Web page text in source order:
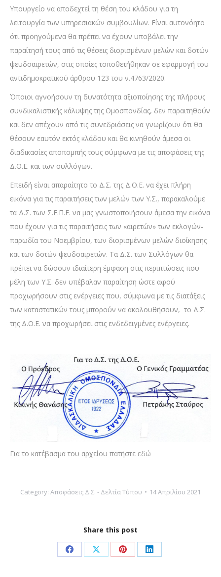
Υπουργείο να αποδεχτεί τη θέση του κλάδου για τη
λειτουργία των υπηρεσιακών συμβουλίων. Είναι αυτονόητο
ότι προηγούμενα θα πρέπει να έχουν υποβάλει την
παραίτησή τους από τις θέσεις διορισμένων μελών και δοτών
ψευδοαιρετών, στις οποίες τοποθετήθηκαν σε εφαρμογή του
αντιδημοκρατικού άρθρου 123 του ν.4763/2020.
Όποιοι αγνοήσουν τη δυνατότητα αξιοποίησης της πλήρους
συνδικαλιστικής κάλυψης της Ομοσπονδίας, δεν παραιτηθούν
και δεν απέχουν από τις συνεδριάσεις να γνωρίζουν ότι θα
θέσουν εαυτόν εκτός κλάδου και θα κινηθούν άμεσα οι
διαδικασίες αποπομπής τους σύμφωνα με τις αποφάσεις της
Δ.Ο.Ε. και των συλλόγων.
Επειδή είναι απαραίτητο το Δ.Σ. της Δ.Ο.Ε. να έχει πλήρη
εικόνα για τις παραιτήσεις των μελών των Υ.Σ., παρακαλούμε
τα Δ.Σ. των Σ.Ε.Π.Ε. να μας γνωστοποιήσουν άμεσα την εικόνα
που έχουν για τις παραιτήσεις των «αιρετών» των εκλογών-
παρωδία του Νοεμβρίου, των διορισμένων μελών διοίκησης
και των δοτών ψευδοαιρετών. Τα Δ.Σ. των Συλλόγων θα
πρέπει να δώσουν ιδιαίτερη έμφαση στις περιπτώσεις που
μέλη των Υ.Σ. δεν υπέβαλαν παραίτηση ώστε αφού
προχωρήσουν στις ενέργειες που, σύμφωνα με τις διατάξεις
των καταστατικών τους μπορούν να ακολουθήσουν, το Δ.Σ.
της Δ.Ο.Ε. να προχωρήσει στις ενδεδειγμένες ενέργειες.
Για το κατέβασμα του αρχείου πατήστε εδώ
Category: Αποφάσεις Δ.Σ. - Δελτία Τύπου 14 Απριλίου 2021
Share this post
Share Share Share Share